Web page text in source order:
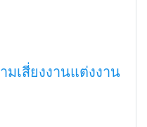
เสี่ยงงานแต่งงาน